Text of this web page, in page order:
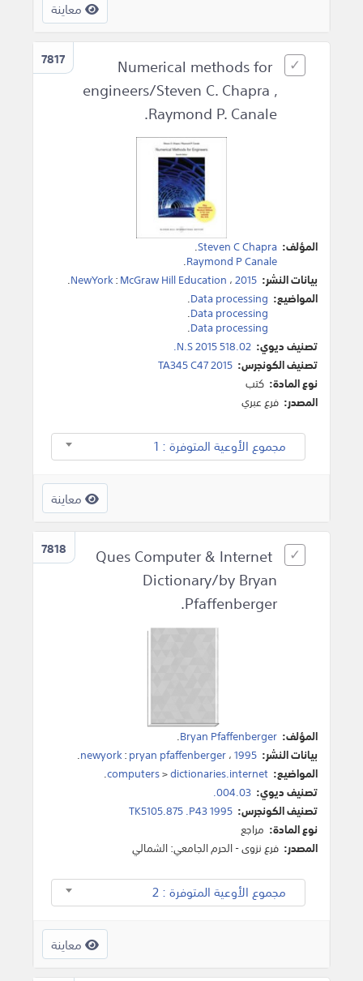
معاينة
7817
Numerical methods for
engineers/Steven C. Chapra ,
Raymond P. Canale.
المؤلف: Steven C Chapra
.
Raymond P Canale
.
بيانات النشر:
NewYork:McGraw Hill Education ،2015
.
المواضيع: Data processing
.
Data processing
.
Data processing
.
تصنيف ديوي: 518.02 N.S 2015.
تصنيف الكونجرس: TA345 C47 2015
نوع المادة: كتب
المصدر: فرع عبري
مجموع الأوعية المتوفرة : 1
معاينة
7818
Ques Computer & Internet
Dictionary/by Bryan
Pfaffenberger.
المؤلف: Bryan Pfaffenberger
.
بيانات النشر:
newyork:pryan pfaffenberger،1995
.
المواضيع:
computers>dictionaries.internet
.
تصنيف ديوي: 004.03.
تصنيف الكونجرس: TK5105.875 .P43 1995
نوع المادة: مراجع
المصدر: فرع نزوى - الحرم الجامعي: الشمالي
مجموع الأوعية المتوفرة : 2
معاينة